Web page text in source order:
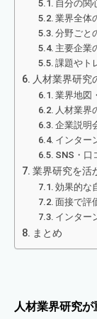
自分の関
業界全体
分野ごと
主要企業
課題やト
人材業界研究
業界地図
人材業界
企業説明
インター
SNS・口
業界研究を活
効果的な
面接で評
インター
まとめ
人材業界研究